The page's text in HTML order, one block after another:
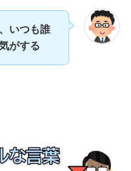
いつも誰
がする